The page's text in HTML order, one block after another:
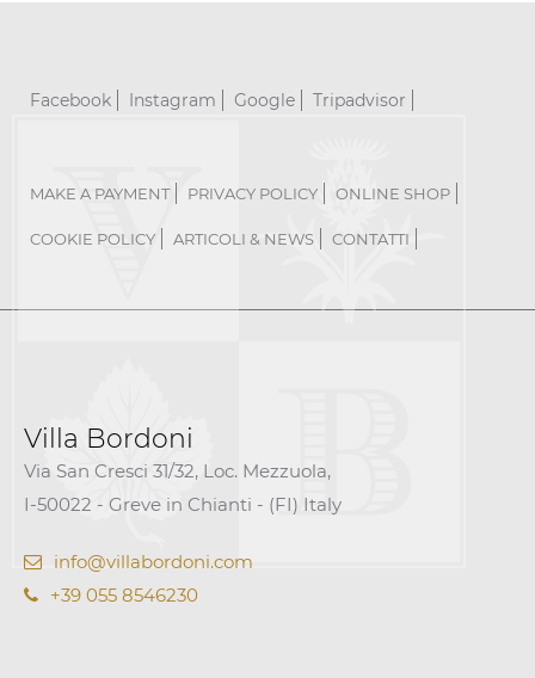
Facebook Instagram Google Tripadvisor
MAKE A PAYMENT PRIVACY POLICY ONLINE SHOP
COOKIE POLICY ARTICOLI & NEWS CONTATTI
Villa Bordoni
Via San Cresci 31/32, Loc. Mezzuola,
I-50022 - Greve in Chianti - (FI) Italy
info@villabordoni.com
+39 055 8546230